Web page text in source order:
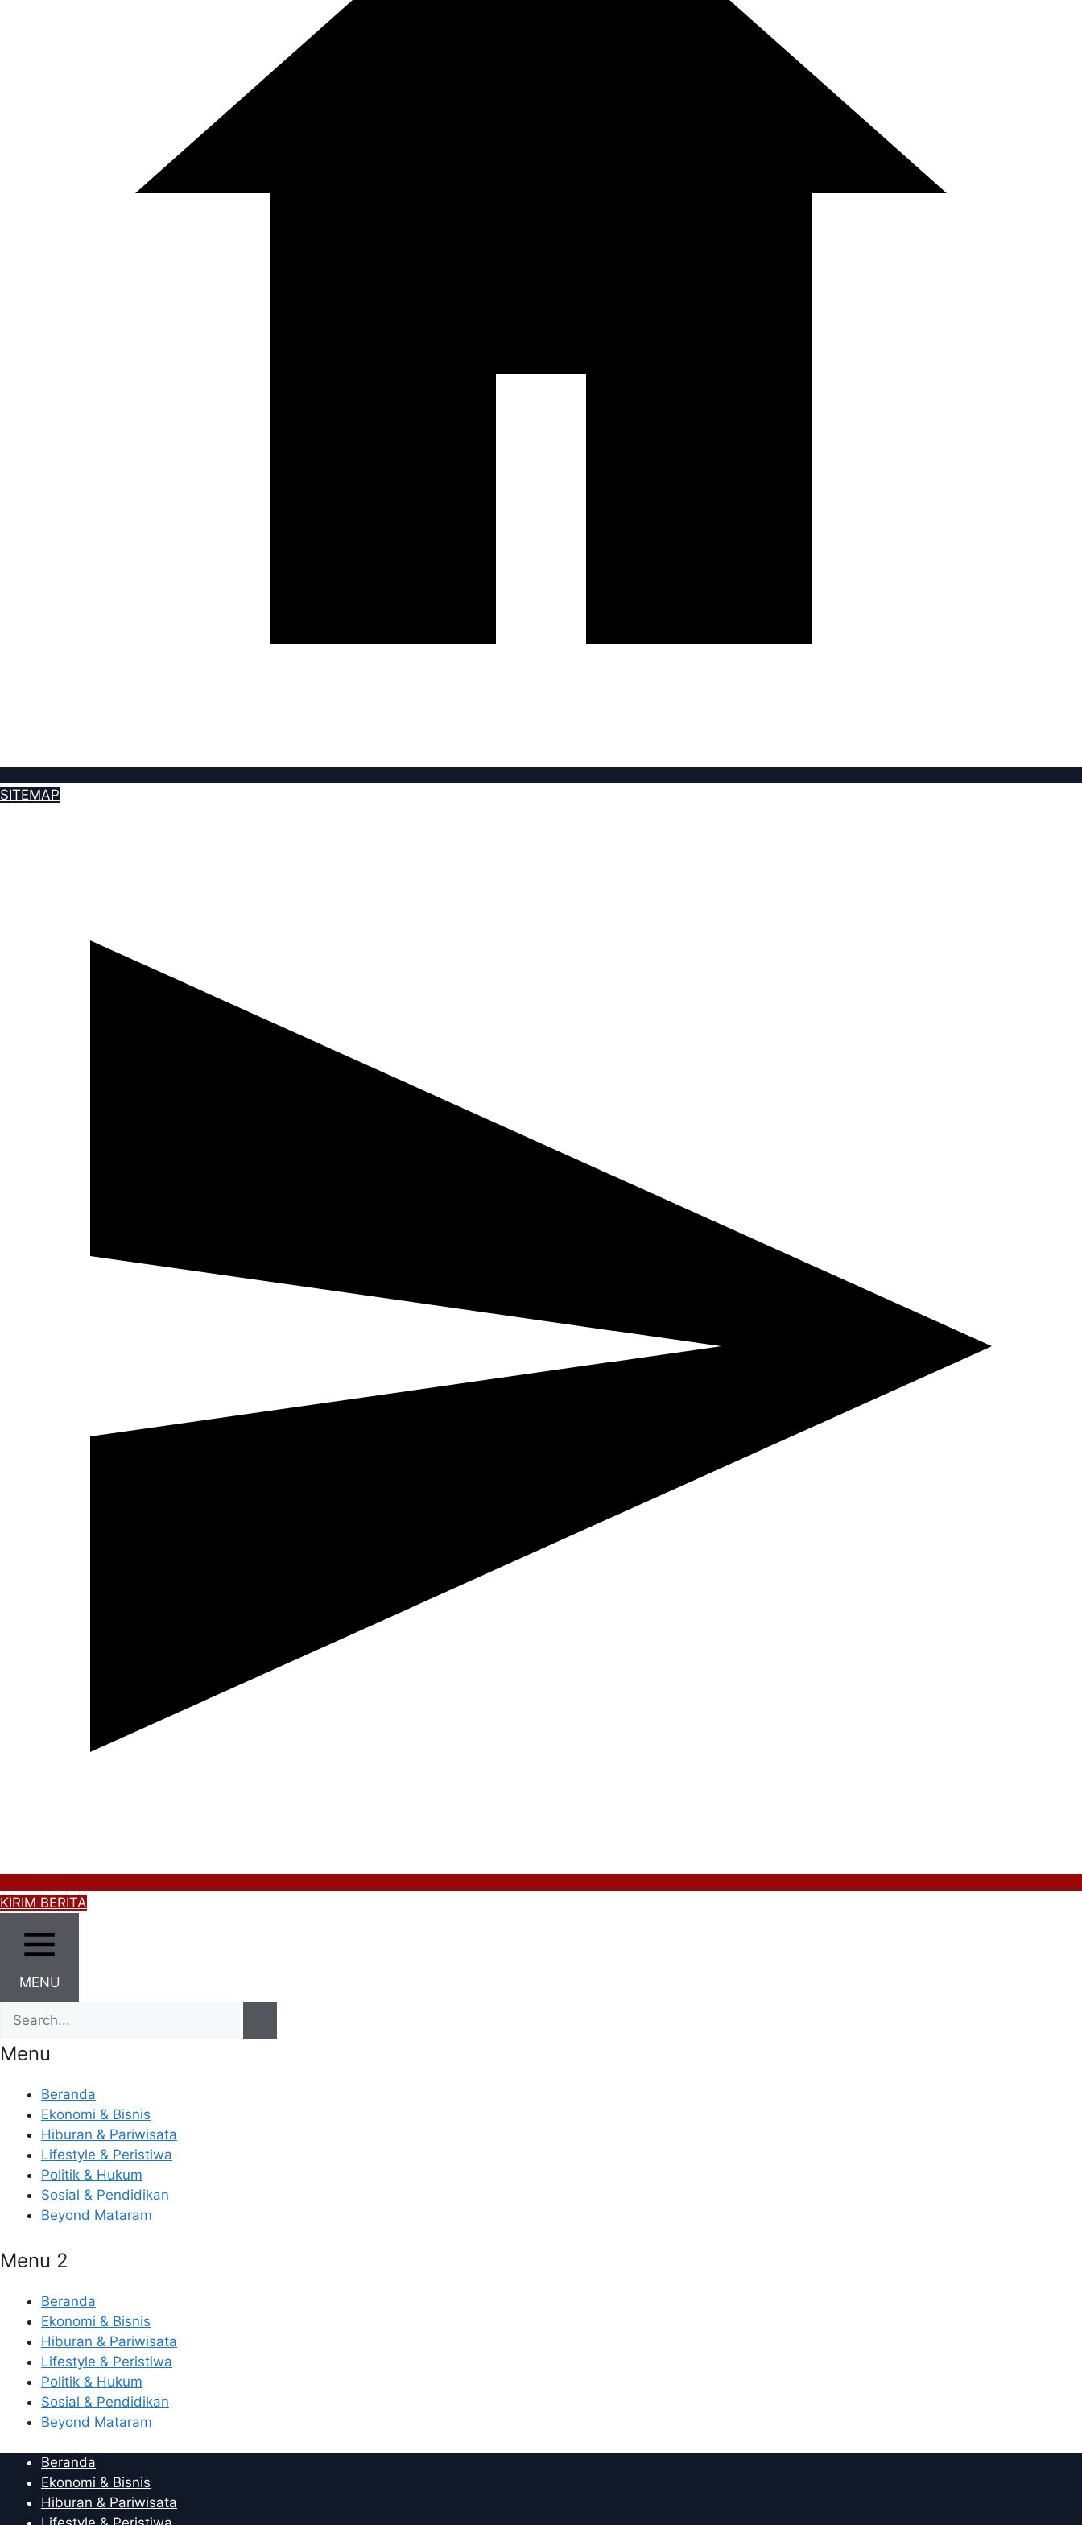
SITEMAP
KIRIM BERITA
MENU
Menu
Beranda
Ekonomi & Bisnis
Hiburan & Pariwisata
Lifestyle & Peristiwa
Politik & Hukum
Sosial & Pendidikan
Beyond Mataram
Menu 2
Beranda
Ekonomi & Bisnis
Hiburan & Pariwisata
Lifestyle & Peristiwa
Politik & Hukum
Sosial & Pendidikan
Beyond Mataram
Beranda
Ekonomi & Bisnis
Hiburan & Pariwisata